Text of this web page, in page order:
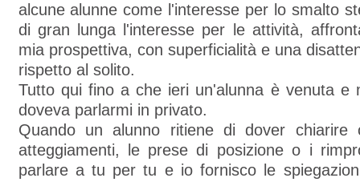
alcune alunne come l'interesse per lo smalto
di gran lunga l'interesse per le attività,
mia prospettiva, con superficialità e una
rispetto al solito.
Tutto qui fino a che ieri un'alunna è venuta e
doveva parlarmi in privato.
Quando un alunno ritiene di dover
atteggiamenti, le prese di posizione o i
parlare a tu per tu e io fornisco le